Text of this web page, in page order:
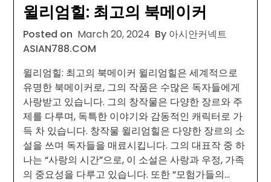
윌리엄힐: 최고의 북메이커
Posted on March 20, 2024 By 아시안커넥트
ASIAN788.COM
윌리엄힐: 최고의 북메이커 윌리엄힐은 세계적으로
유명한 북메이커로, 그의 작품은 수많은 독자들에게
사랑받고 있습니다. 그의 창작물은 다양한 장르와 주
제를 다루며, 독특한 이야기와 감동적인 캐릭터로 가
득 차 있습니다. 창작물 윌리엄힐은 다양한 장르의 소
설을 쓰며 독자들을 매료시킵니다. 그의 대표작 중 하
나는 “사랑의 시간”으로, 이 소설은 사랑과 우정, 가족
의 중요성을 다루고 있습니다. 또한 “모험가들의…